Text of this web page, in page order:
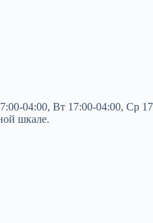
04:00, Вт 17:00-04:00, Ср
шкале.